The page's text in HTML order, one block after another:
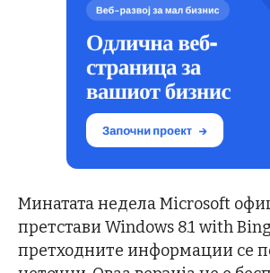
Минатата недела Microsoft
претстави Windows 8.1 with
претходните информации се